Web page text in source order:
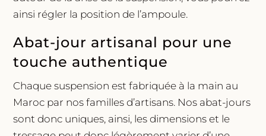
ainsi régler la position de l’ampoule.
Abat-jour artisanal pour une
touche authentique
Chaque suspension est fabriquée à la main au
Maroc par nos familles d’artisans. Nos abat-jours
sont donc uniques, ainsi, les dimensions et le